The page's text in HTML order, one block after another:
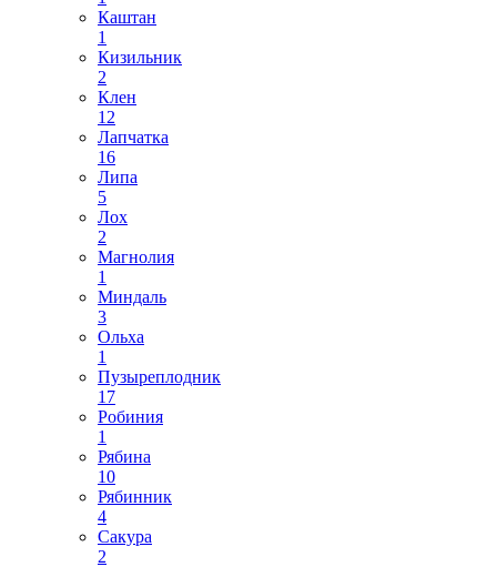
Каштан
1
Кизильник
2
Клен
12
Лапчатка
16
Липа
5
Лох
2
Магнолия
1
Миндаль
3
Ольха
1
Пузыреплодник
17
Робиния
1
Рябина
10
Рябинник
4
Сакура
2